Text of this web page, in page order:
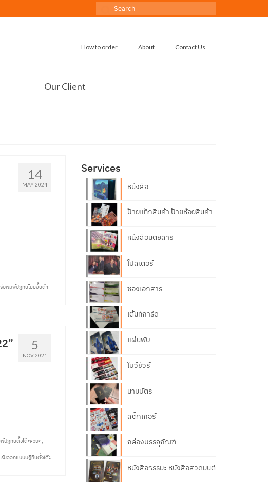
Search
How to order About Contact Us
Our Client
14
MAY 2024
,รับพิมพ์ปฏิทินไม่มีขั้นต่ำ
5
NOV 2021
ปฎิทินตั้งโต๊ะสวยๆ
,รับออกแบบปฎิทินตั้งโต๊ะ
Services
หนังสือ
ป้ายแท็กสินค้า ป้ายห้อยสินค้า
หนังสือนิตยสาร
โปสเตอร์
ซองเอกสาร
เต้นท์การ์ด
แผ่นพับ
โบว์ชัวร์
นามบัตร
สติ๊กเกอร์
กล่องบรรจุภัณฑ์
หนังสือธรรมะ หนังสือสวดมนต์